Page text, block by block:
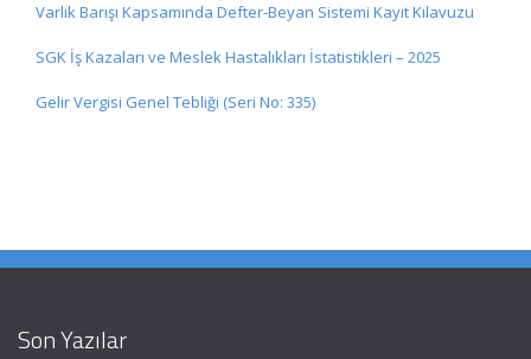
Varlık Barışı Kapsamında Defter-Beyan Sistemi Kayıt Kılavuzu
SGK İş Kazaları ve Meslek Hastalıkları İstatistikleri – 2025
Gelir Vergisi Genel Tebliği (Seri No: 335)
Son Yazılar